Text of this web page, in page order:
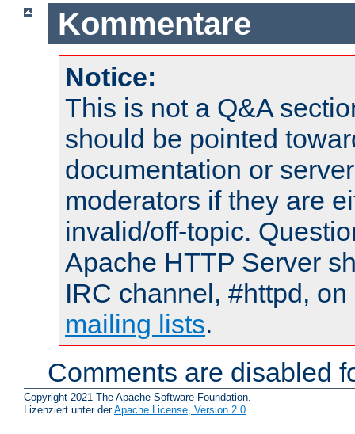
Kommentare
Notice:
This is not a Q&A
should be pointed
documentation or
moderators if they are
invalid/off-topic.
Apache HTTP Server
IRC channel, #httpd,
mailing lists.
Comments are disabled
Copyright 2021 The Apache Software Foundation.
Lizenziert unter derApache License, Version 2.0